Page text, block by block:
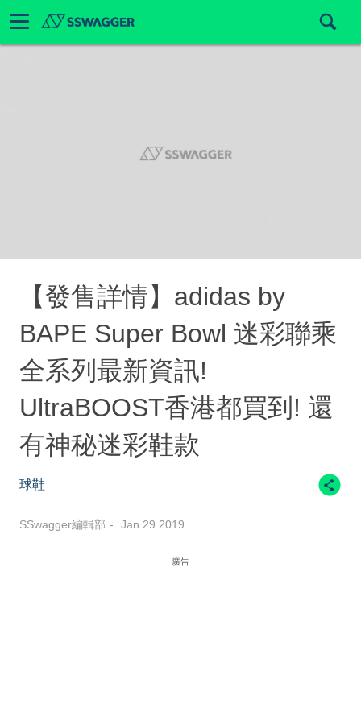
【發售詳情】adidas by
BAPE Super Bowl 迷彩聯乘
全系列最新資訊!
UltraBOOST香港都買到! 還
有神秘迷彩鞋款
球鞋
SSwagger編輯部 Jan 29 2019
廣告